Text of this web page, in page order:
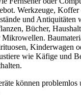
Werkzeuge, Koffer
und Antiquitäten
Bücher,
Mikrowellen.
Kinderwagen
wie Käfige und
können problemlos